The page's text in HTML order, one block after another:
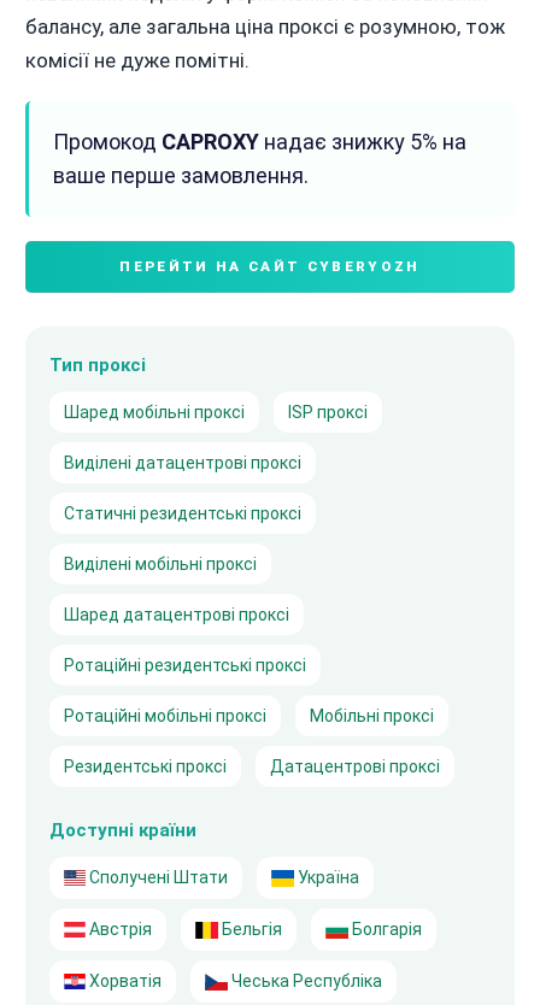
балансу, але загальна ціна проксі є розумною, тож
комісії не дуже помітні.
Промокод CAPROXYнадає знижку 5% на
ваше перше замовлення.
ПЕРЕЙТИ НА САЙТ CYBERYOZH
Тип проксі
Шаред мобільні проксі ISP проксі
Виділені датацентрові проксі
Статичні резидентські проксі
Виділені мобільні проксі
Шаред датацентрові проксі
Ротаційні резидентські проксі
Ротаційні мобільні проксі Мобільні проксі
Резидентські проксі Датацентрові проксі
Доступні країни
Сполучені Штати Україна
Австрія Бельгія Болгарія
Хорватія Чеська Республіка